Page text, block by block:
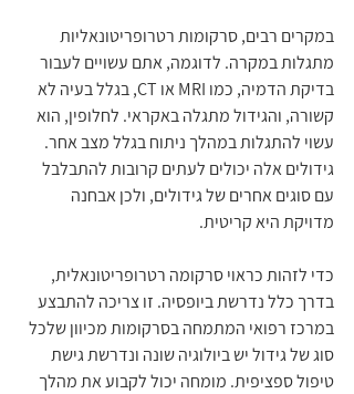
במקרים רבים, סרקומות רטרופריטונאליות
מתגלות במקרה. לדוגמה, אתם עשויים לעבור
בדיקת הדמיה, כמו MRI או CT, בגלל בעיה לא
קשורה, והגידול מתגלה באקראי. לחלופין, הוא
עשוי להתגלות במהלך ניתוח בגלל מצב אחר.
גידולים אלה יכולים לעתים קרובות להתבלבל
עם סוגים אחרים של גידולים, ולכן אבחנה
מדויקת היא קריטית.
כדי לזהות כראוי סרקומה רטרופריטונאלית,
בדרך כלל נדרשת ביופסיה. זו צריכה להתבצע
במרכז רפואי המתמחה בסרקומות מכיוון שלכל
סוג של גידול יש ביולוגיה שונה ונדרשת גישת
טיפול ספציפית. מומחה יכול לקבוע את מהלך